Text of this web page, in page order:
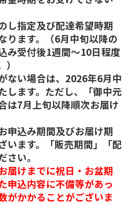
し指定及び配達希望時期
ります。（6月中旬以降の
み受付後1週間～10日程度
ない場合は、2026年6月中
します。ただし、「御中元
は7月上旬以降順次お届け
申込み期間及びお届け期
います。「販売期間」「配
さい。
届けまでに祝日・お盆期
申込内容に不備等があっ
がかかることがございま